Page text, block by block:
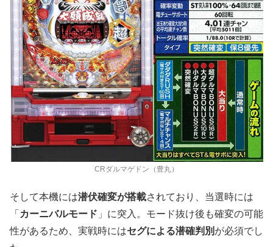
CRダルマゲドン（豊丸）
そして本機には潜伏確変が搭載されており、当選時には
「 カーニバルモード 」に突入。モード抜け後も確変の可能
性があるため、実戦時にはセグによる潜確判別 が必須でし